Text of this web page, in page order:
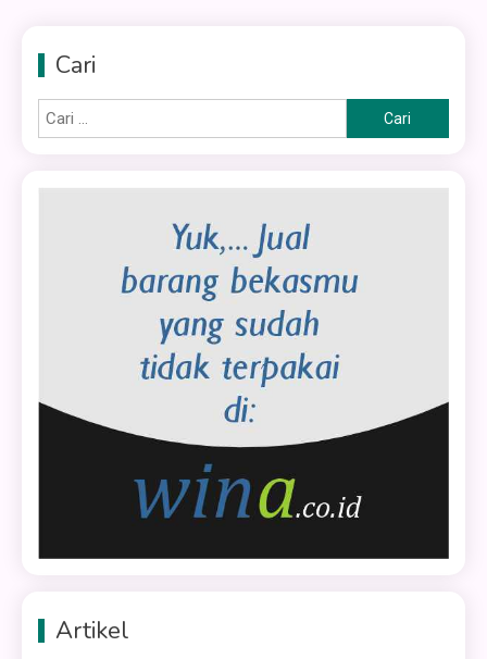
Cari
untuk:
Artikel